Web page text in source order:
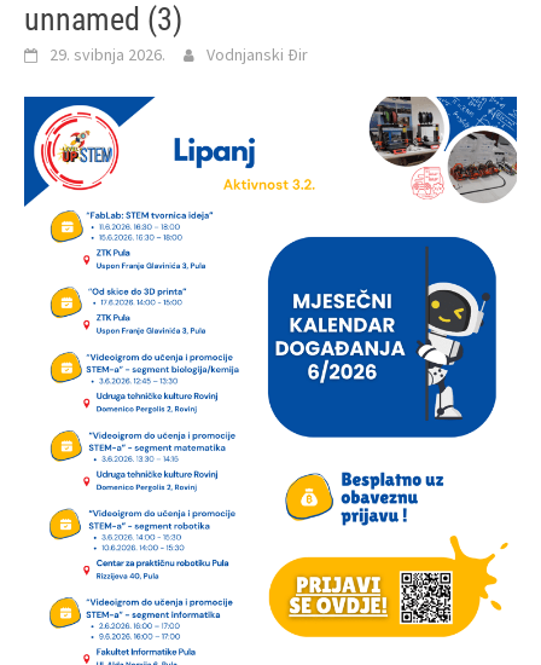
unnamed (3)
29. svibnja 2026. Vodnjanski Đir